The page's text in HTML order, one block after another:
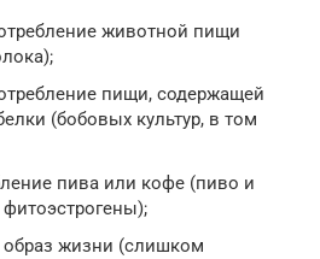
животной пищи
пищи, содержащей
(бобовых культур, в том
пива или кофе (пиво и
жизни (слишком